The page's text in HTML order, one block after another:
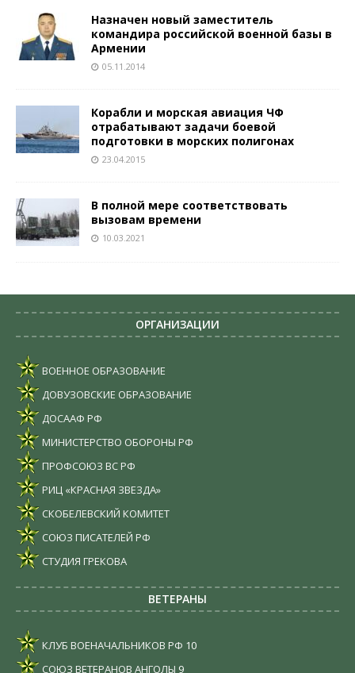
Назначен новый заместитель
командира российской военной базы в
Армении
05.11.2014
Корабли и морская авиация ЧФ
отрабатывают задачи боевой
подготовки в морских полигонах
23.04.2015
В полной мере соответствовать
вызовам времени
10.03.2021
ОРГАНИЗАЦИИ
ВОЕННОЕ ОБРАЗОВАНИЕ
ДОВУЗОВСКИЕ ОБРАЗОВАНИЕ
ДОСААФ РФ
МИНИСТЕРСТВО ОБОРОНЫ РФ
ПРОФСОЮЗ ВС РФ
РИЦ «КРАСНАЯ ЗВЕЗДА»
СКОБЕЛЕВСКИЙ КОМИТЕТ
СОЮЗ ПИСАТЕЛЕЙ РФ
СТУДИЯ ГРЕКОВА
ВЕТЕРАНЫ
КЛУБ ВОЕНАЧАЛЬНИКОВ РФ 10
СОЮЗ ВЕТЕРАНОВ АНГОЛЫ 9